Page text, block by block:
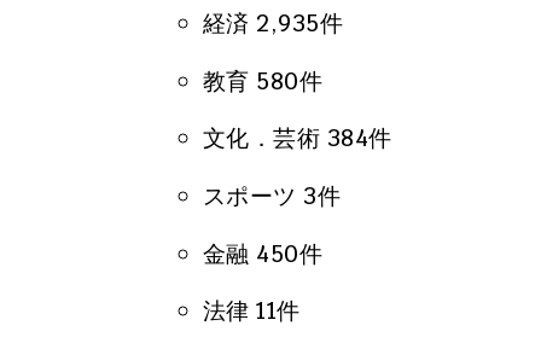
経済 2,935件
教育 580件
文化．芸術 384件
スポーツ 3件
金融 450件
法律 11件